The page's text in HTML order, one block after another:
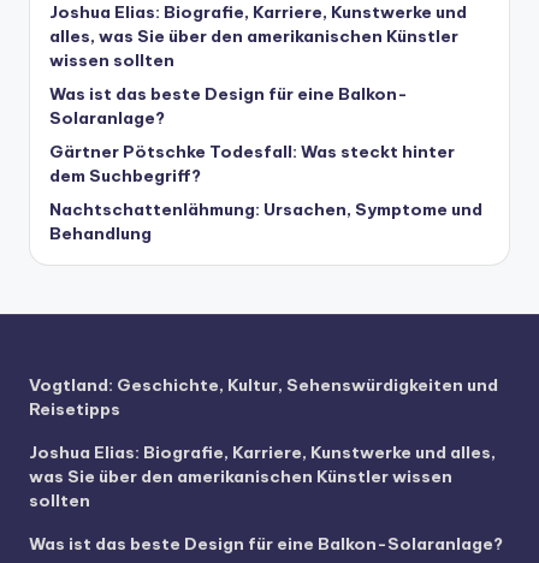
Joshua Elias: Biografie, Karriere, Kunstwerke und
alles, was Sie über den amerikanischen Künstler
wissen sollten
Was ist das beste Design für eine Balkon-
Solaranlage?
Gärtner Pötschke Todesfall: Was steckt hinter
dem Suchbegriff?
Nachtschattenlähmung: Ursachen, Symptome und
Behandlung
Vogtland: Geschichte, Kultur, Sehenswürdigkeiten und
Reisetipps
Joshua Elias: Biografie, Karriere, Kunstwerke und alles,
was Sie über den amerikanischen Künstler wissen
sollten
Was ist das beste Design für eine Balkon-Solaranlage?